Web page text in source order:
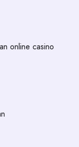
online casino